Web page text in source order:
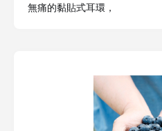
無痛的黏貼式耳環，